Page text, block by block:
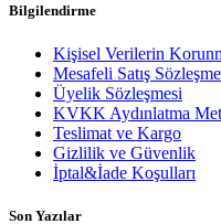
Bilgilendirme
Kişisel Verilerin
Mesafeli Satış
Üyelik Sözleşmesi
KVKK Aydınlatma
Teslimat ve Kargo
Gizlilik ve Güvenlik
İptal&İade Koşulları
Son Yazılar